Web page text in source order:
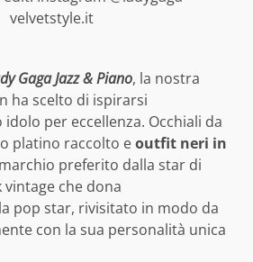
velvetstyle.it
Gaga Jazz & Piano, la nostra
ha scelto di ispirarsi
per eccellenza. Occhiali da
platino raccolto eoutfit neri in
preferito dalla star di
vintage che dona
pop star, rivisitato in modo da
con la sua personalità unica